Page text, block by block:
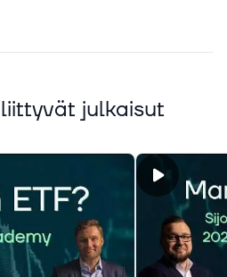
julkaisut